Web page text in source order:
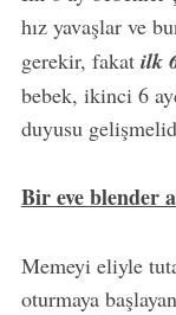
hız yavaşlar ve
gerekir, fakat ilk
bebek, ikinci 6
duyusu
Bir eve blender
Memeyi eliyle
oturmaya